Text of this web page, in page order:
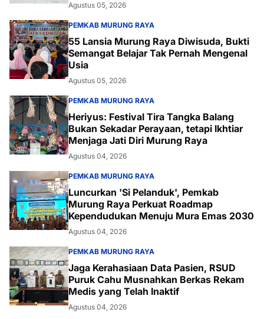
Agustus 05, 2026
PEMKAB MURUNG RAYA
55 Lansia Murung Raya Diwisuda, Bukti
Semangat Belajar Tak Pernah Mengenal
Usia
Agustus 05, 2026
PEMKAB MURUNG RAYA
Heriyus: Festival Tira Tangka Balang
Bukan Sekadar Perayaan, tetapi Ikhtiar
Menjaga Jati Diri Murung Raya
Agustus 04, 2026
PEMKAB MURUNG RAYA
Luncurkan 'Si Pelanduk', Pemkab
Murung Raya Perkuat Roadmap
Kependudukan Menuju Mura Emas 2030
Agustus 04, 2026
PEMKAB MURUNG RAYA
Jaga Kerahasiaan Data Pasien, RSUD
Puruk Cahu Musnahkan Berkas Rekam
Medis yang Telah Inaktif
Agustus 04, 2026